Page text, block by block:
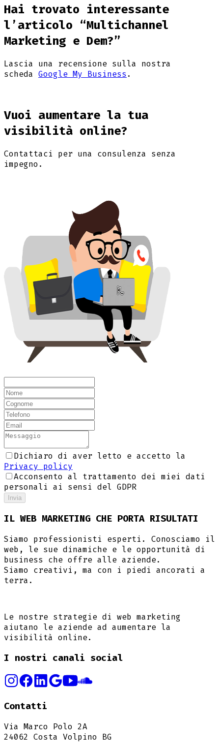
Hai trovato interessante
l’articolo “Multichannel
Marketing e Dem?”
Lascia una recensione sulla nostra
scheda Google My Business .
Vuoi aumentare la tua
visibilità online?
Contattaci per una consulenza senza
impegno.
Dichiaro di aver letto e accetto la
Privacy policy
Acconsento al trattamento dei miei dati
personali ai sensi del GDPR
Invia
IL WEB MARKETING CHE PORTA RISULTATI
Siamo professionisti esperti. Conosciamo il
web, le sue dinamiche e le opportunità di
business che offre alle aziende.
Siamo creativi, ma con i piedi ancorati a
terra.
Le nostre strategie di web marketing
aiutano le aziende ad aumentare la
visibilità online.
I nostri canali social
Contatti
Via Marco Polo 2A
24062 Costa Volpino BG